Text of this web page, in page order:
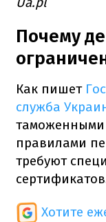
Почему
Как пишет
служба
правилами
требуют
Хотите